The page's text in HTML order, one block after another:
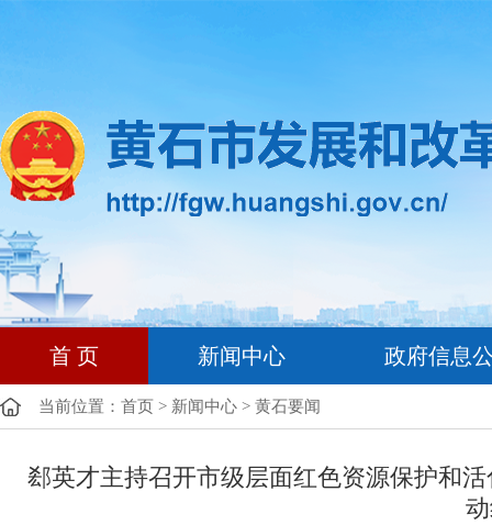
首 页 新闻中心 政府信息
当前位置： 首页 > 新闻中心 > 黄石要闻
郄英才主持召开市级层面红色资源保护和